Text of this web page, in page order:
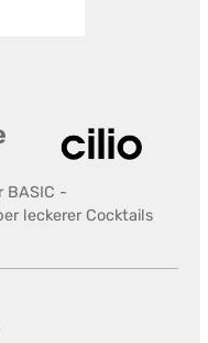
BASIC -
leckerer Cocktails